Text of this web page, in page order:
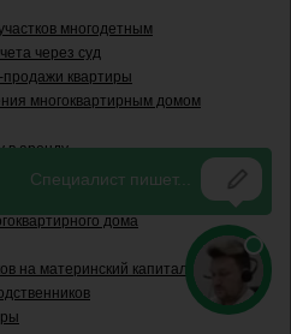
многодетным
через суд
продажи квартиры
многоквартирным домом
в аренду
за квартиру
дома
на материнский капитал